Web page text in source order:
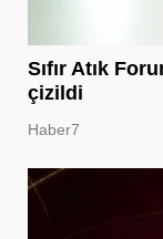
Sıfır Atık
çizildi
Haber7